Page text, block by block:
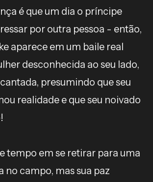
é que um dia o príncipe
por outra pessoa - então,
aparece em um baile real
desconhecida ao seu lado,
presumindo que seu
realidade e que seu noivado
tempo em se retirar para uma
no campo, mas sua paz